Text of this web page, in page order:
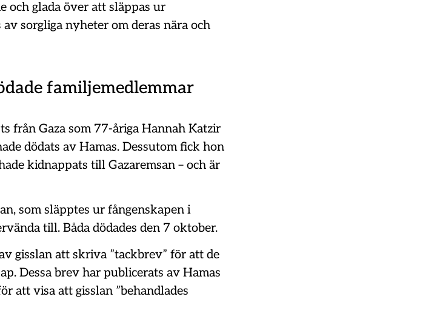
och glada över att släppas ur
sorgliga nyheter om deras nära och
familjemedlemmar
från Gaza som 77-åriga Hannah Katzir
dödats av Hamas. Dessutom fick hon
kidnappats till Gazaremsan – och är
som släpptes ur fångenskapen i
till. Båda dödades den 7 oktober.
gisslan att skriva ”tackbrev” för att de
Dessa brev har publicerats av Hamas
att visa att gisslan ”behandlades